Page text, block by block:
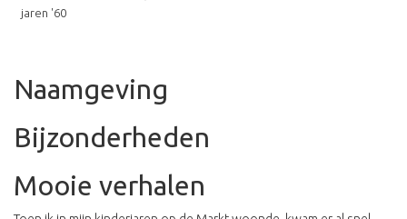
jaren '60
Naamgeving
Bijzonderheden
Mooie verhalen